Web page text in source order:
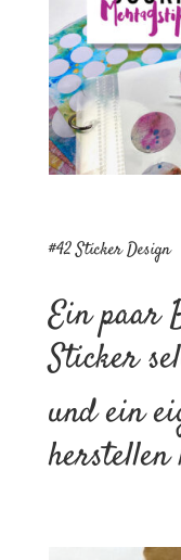
#42 Sticker Design
Ein paar
Sticker
und ein
herstellen